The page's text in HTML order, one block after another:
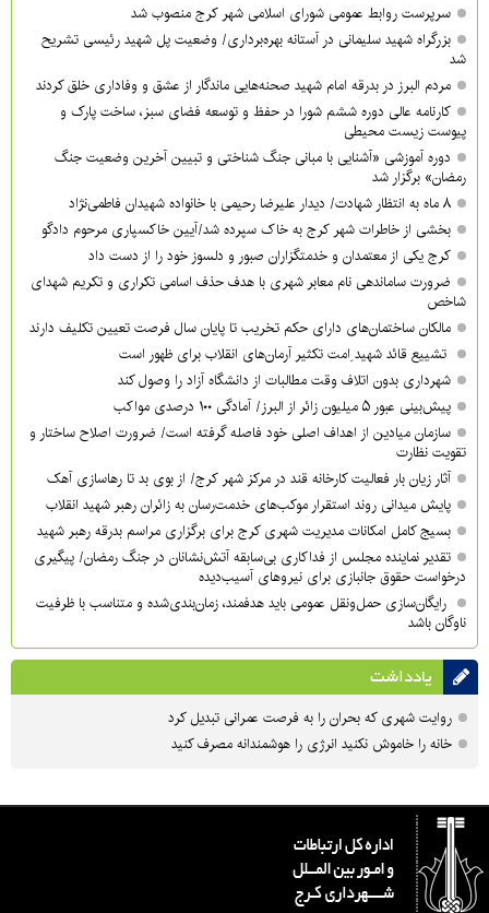
سرپرست روابط عمومی شورای اسلامی شهر کرج منصوب شد
بزرگراه شهید سلیمانی در آستانه بهره‌برداری/ وضعیت پل شهید رئیسی تشریح
شد
مردم البرز در بدرقه امام شهید صحنه‌هایی ماندگار از عشق و وفاداری خلق کردند
کارنامه عالی دوره ششم شورا در حفظ و توسعه فضای سبز، ساخت پارک و
پیوست زیست محیطی
دوره آموزشی «آشنایی با مبانی جنگ شناختی و تبیین آخرین وضعیت جنگ
رمضان» برگزار شد
۸ ماه به انتظار شهادت/ دیدار علیرضا رحیمی با خانواده شهیدان فاطمی‌نژاد
بخشی از خاطرات شهر کرج به خاک سپرده شد/آیین خاکسپاری مرحوم دادگو
کرج یکی از معتمدان و خدمتگزاران صبور و دلسوز خود را از دست داد
ضرورت ساماندهی نام‌ معابر شهری با هدف حذف اسامی تکراری و تکریم شهدای
شاخص
مالکان ساختمان‌های دارای حکم تخریب تا پایان سال فرصت تعیین تکلیف دارند
تشییع قائد شهید ِامت تکثیر آرمان‌های انقلاب برای ظهور است
شهرداری بدون اتلاف وقت مطالبات از دانشگاه آزاد را وصول کند
پیش‌بینی عبور ۵ میلیون زائر از البرز/ آمادگی ۱۰۰ درصدی مواکب
سازمان میادین از اهداف اصلی خود فاصله گرفته است/ ضرورت اصلاح ساختار و
تقویت نظارت
آثار زیان بار فعالیت کارخانه قند در مرکز شهر کرج/ از بوی بد تا رهاسازی آهک
پایش میدانی روند استقرار موکب‌های خدمت‌رسان به زائران رهبر شهید انقلاب
بسیج کامل امکانات مدیریت شهری کرج برای برگزاری مراسم بدرقه رهبر شهید
تقدیر نماینده مجلس از فداکاری بی‌سابقه آتش‌نشانان در جنگ رمضان/ پیگیری
درخواست حقوق جانبازی برای نیروهای آسیب‌دیده
رایگان‌سازی حمل‌ونقل عمومی باید هدفمند، زمان‌بندی‌شده و متناسب با ظرفیت
ناوگان باشد
یادداشت
روایت شهری که بحران را به فرصت عمرانی تبدیل کرد
خانه را خاموش نکنید انرژی را هوشمندانه مصرف کنید